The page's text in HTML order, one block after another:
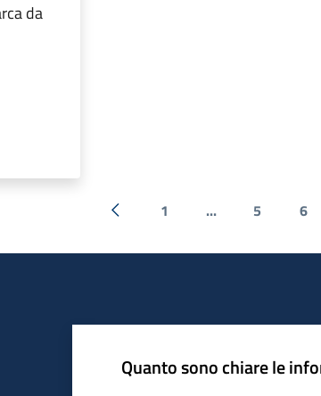
da
« Precedente
1 ... 5 6
Quanto sono chiare le